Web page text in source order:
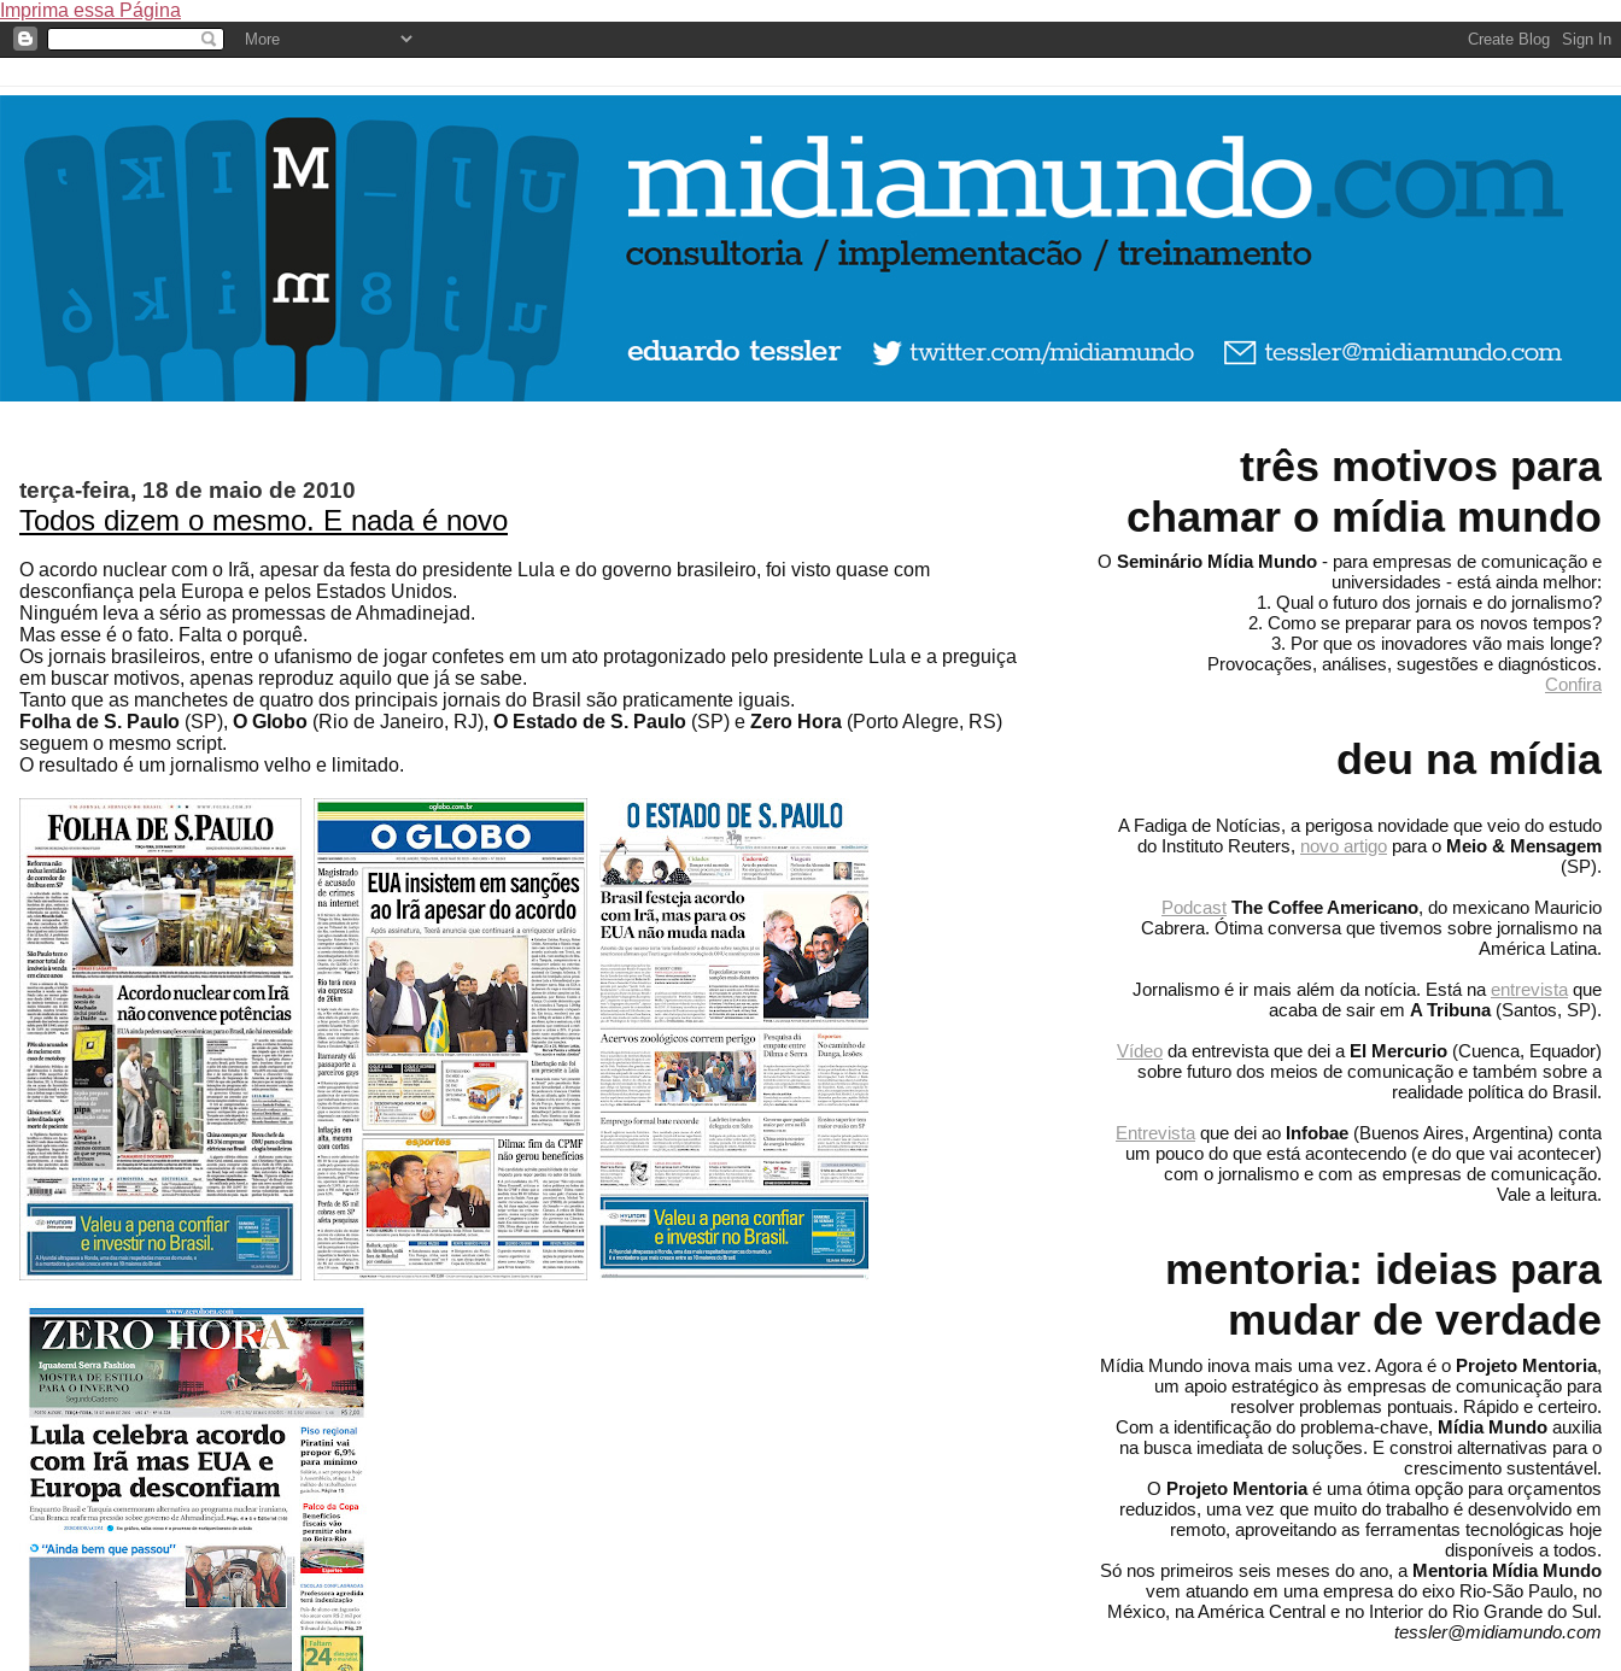
Imprima essa Página
terça-feira, 18 de maio de 2010
Todos dizem o mesmo. E nada é novo
O acordo nuclear com o Irã, apesar da festa do presidente Lula e do governo brasileiro, foi visto quase com
desconfiança pela Europa e pelos Estados Unidos.
Ninguém leva a sério as promessas de Ahmadinejad.
Mas esse é o fato. Falta o porquê.
Os jornais brasileiros, entre o ufanismo de jogar confetes em um ato protagonizado pelo presidente Lula e a preguiça
em buscar motivos, apenas reproduz aquilo que já se sabe.
Tanto que as manchetes de quatro dos principais jornais do Brasil são praticamente iguais.
Folha de S. Paulo (SP), O Globo (Rio de Janeiro, RJ), O Estado de S. Paulo (SP) e Zero Hora (Porto Alegre, RS)
seguem o mesmo script.
O resultado é um jornalismo velho e limitado.
três motivos para
chamar o mídia mundo
O Seminário Mídia Mundo - para empresas de comunicação e
universidades - está ainda melhor:
1. Qual o futuro dos jornais e do jornalismo?
2. Como se preparar para os novos tempos?
3. Por que os inovadores vão mais longe?
Provocações, análises, sugestões e diagnósticos.
Confira
deu na mídia
A Fadiga de Notícias, a perigosa novidade que veio do estudo
do Instituto Reuters, novo artigo para o Meio & Mensagem
(SP).
Podcast The Coffee Americano, do mexicano Mauricio
Cabrera. Ótima conversa que tivemos sobre jornalismo na
América Latina.
Jornalismo é ir mais além da notícia. Está na entrevista que
acaba de sair em A Tribuna(Santos, SP).
Vídeo da entrevista que dei a El Mercurio (Cuenca, Equador)
sobre futuro dos meios de comunicação e também sobre a
realidade política do Brasil.
Entrevista que dei ao Infobae (Buenos Aires, Argentina) conta
um pouco do que está acontecendo (e do que vai acontecer)
com o jornalismo e com as empresas de comunicação.
Vale a leitura.
mentoria: ideias para
mudar de verdade
Mídia Mundo inova mais uma vez. Agora é o Projeto Mentoria,
um apoio estratégico às empresas de comunicação para
resolver problemas pontuais. Rápido e certeiro.
Com a identificação do problema-chave, Mídia Mundo auxilia
na busca imediata de soluções. E constroi alternativas para o
crescimento sustentável.
O Projeto Mentoriaé uma ótima opção para orçamentos
reduzidos, uma vez que muito do trabalho é desenvolvido em
remoto, aproveitando as ferramentas tecnológicas hoje
disponíveis a todos.
Só nos primeiros seis meses do ano, a Mentoria Mídia Mundo
vem atuando em uma empresa do eixo Rio-São Paulo, no
México, na América Central e no Interior do Rio Grande do Sul.
tessler@midiamundo.com